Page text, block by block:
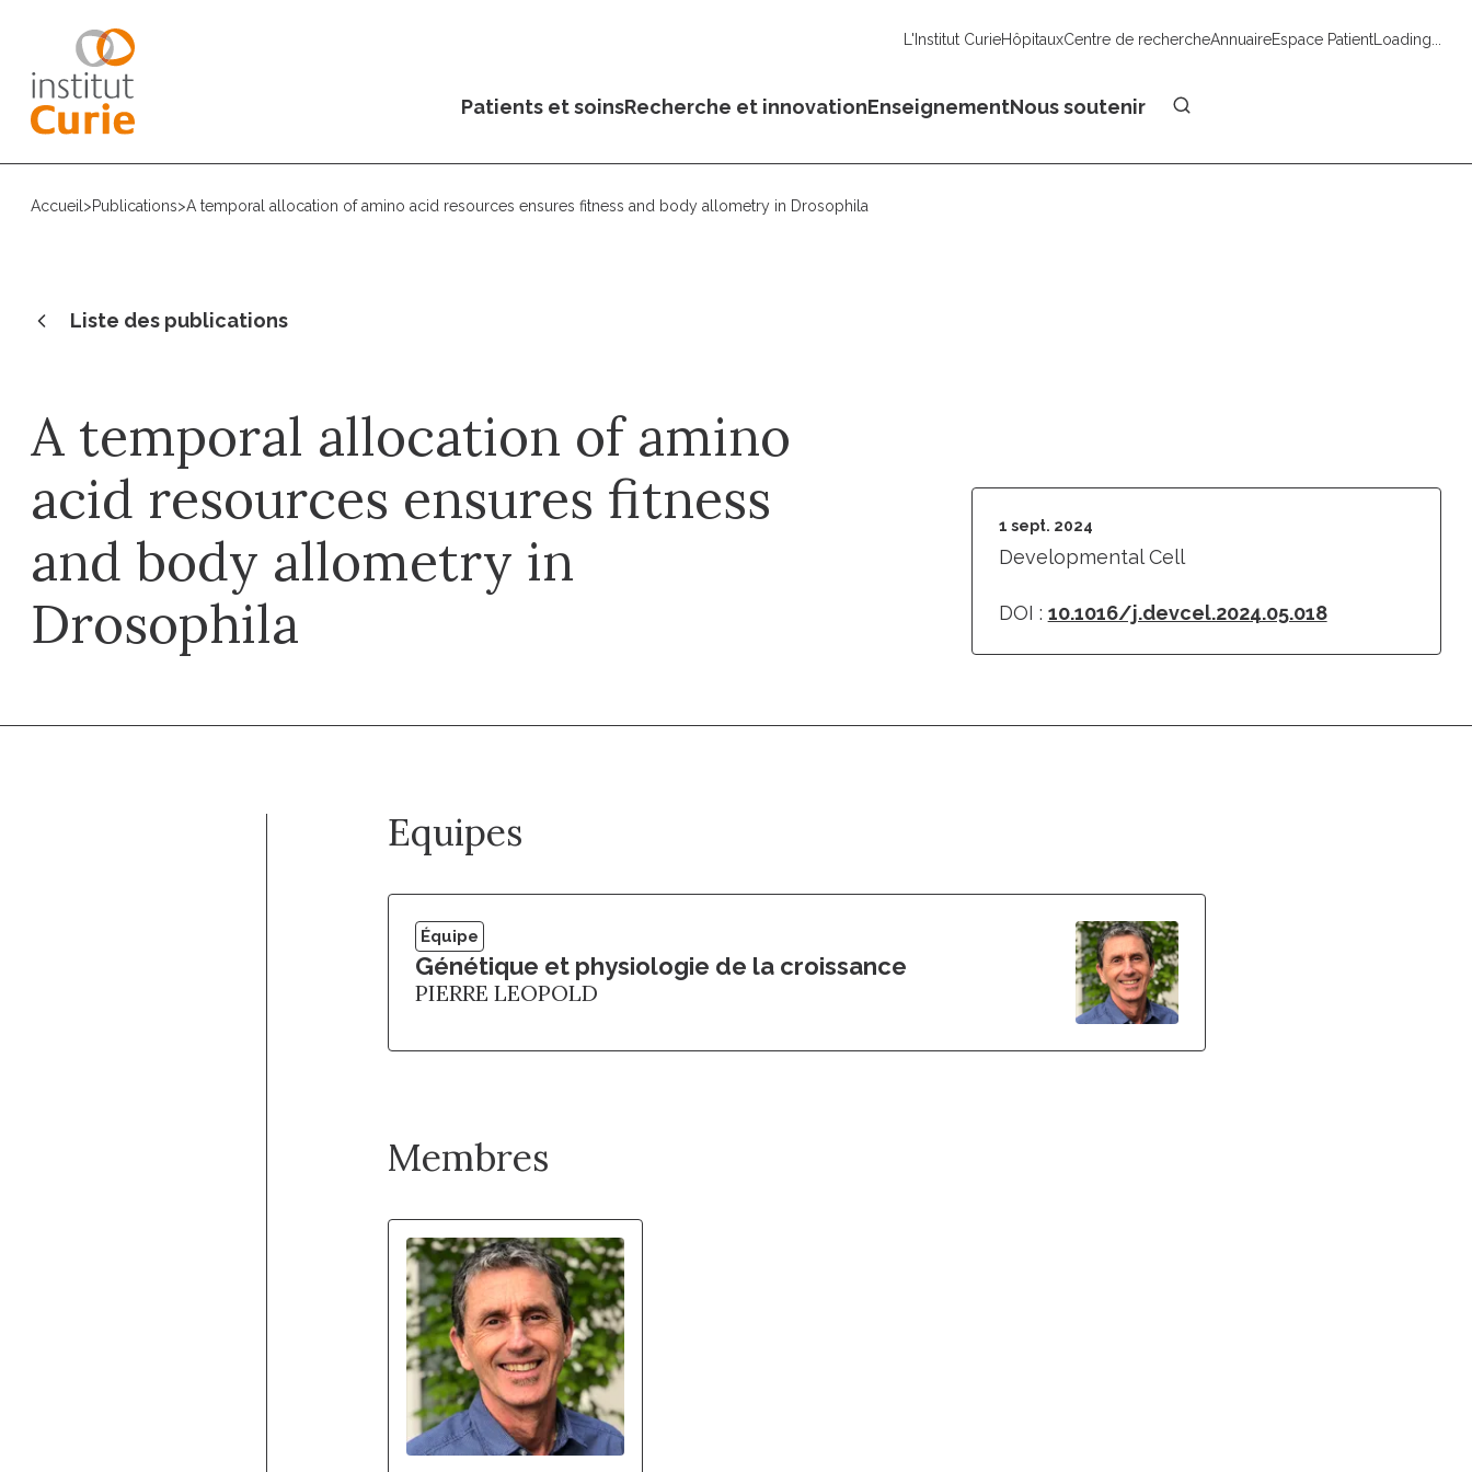
L'Institut CurieHôpitauxCentre de rechercheAnnuaireEspace PatientLoading...
Patients et soinsRecherche et innovationEnseignementNous soutenir
Accueil >Publications>A temporal allocation of amino acid resources ensures fitness and body allometry in Drosophila
Liste des publications
A temporal allocation of amino
acid resources ensures fitness
and body allometry in
Drosophila
1 sept. 2024
Developmental Cell
DOI : 10.1016/j.devcel.2024.05.018
Equipes
Équipe
Génétique et physiologie de la croissance
PIERRE LEOPOLD
Membres